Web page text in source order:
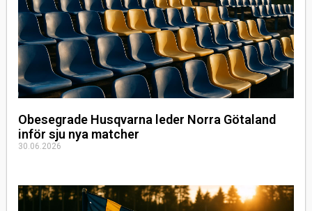
Obesegrade Husqvarna leder Norra Götaland
inför sju nya matcher
30.06.2026